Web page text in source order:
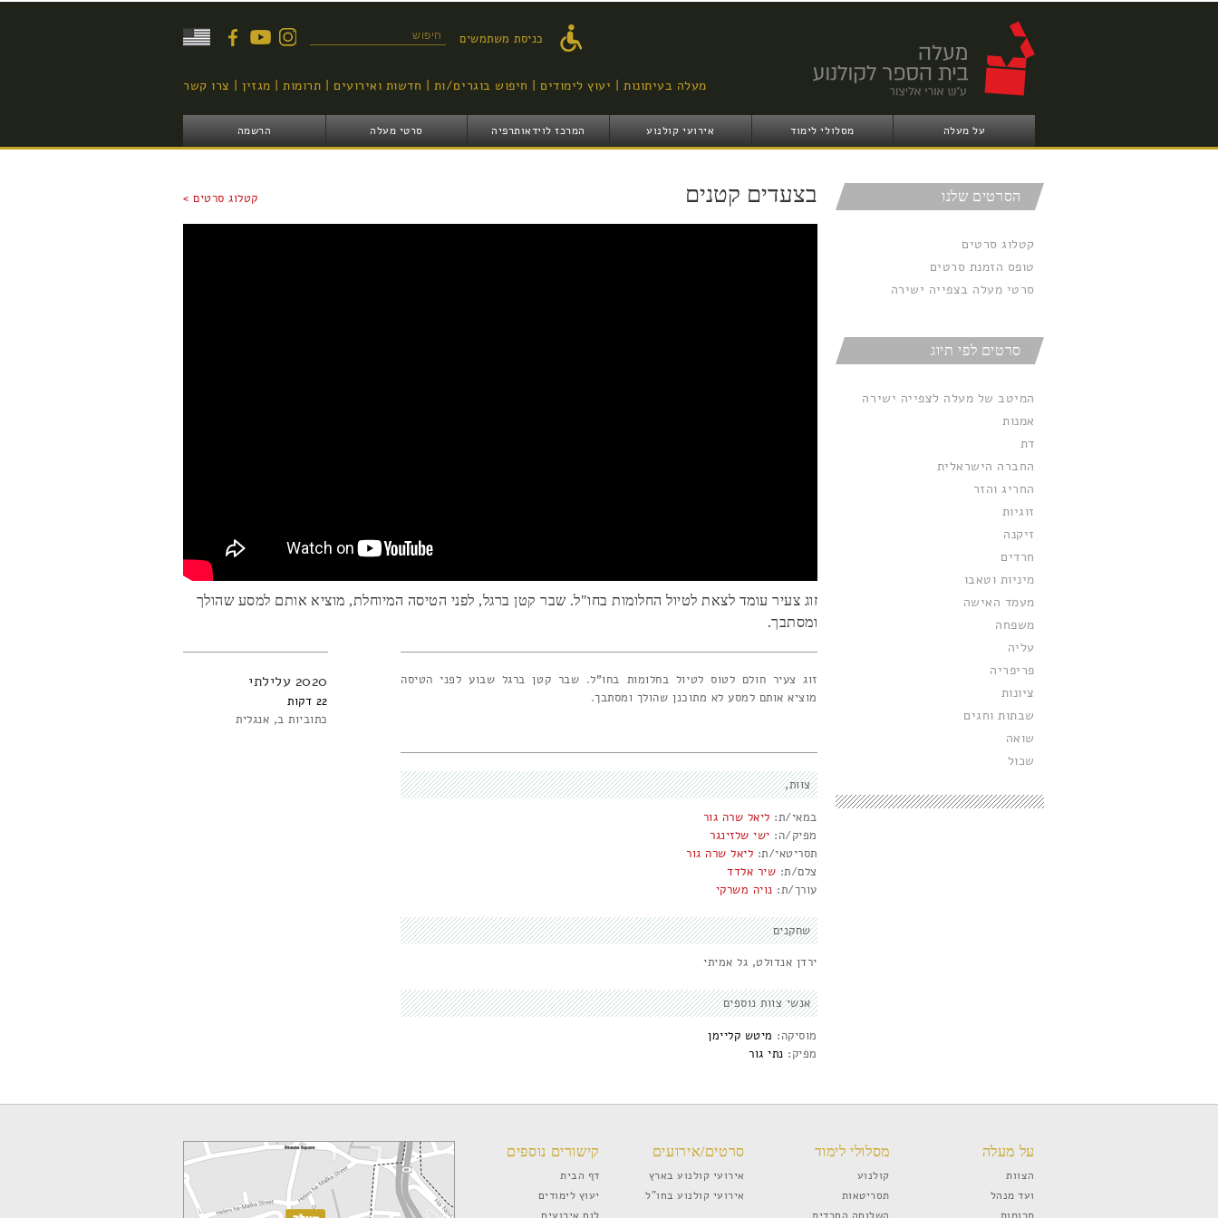
העיקרי
טופס חיפוש כניסת משתמשים
מעלה בעיתונות יעוץ לימודים חיפוש בוגרים/ות חדשות ואירועים תרומות מגזין צרו קשר
על מעלה מסלולי לימוד אירועי קולנוע המרכז לוידאותרפיה סרטי מעלה הרשמה
הסרטים שלנו
קטלוג סרטים
טופס הזמנת סרטים
סרטי מעלה בצפייה ישירה
סרטים לפי תיוג
המיטב של מעלה לצפייה ישירה
אמנות
דת
החברה הישראלית
החריג והזר
זוגיות
זיקנה
חרדים
מיניות וטאבו
מעמד האישה
משפחה
עליה
פריפריה
ציונות
שבתות וחגים
שואה
שכול
בצעדים קטנים קטלוג סרטים >
זוג צעיר עומד לצאת לטיול החלומות בחו"ל. שבר קטן ברגל, לפני הטיסה המיוחלת, מוציא אותם למסע שהולך
ומסתבך.
זוג צעיר חולם לטוס לטיול בחלומות בחו"ל. שבר קטן ברגל שבוע לפני הטיסה
מוציא אותם למסע לא מתוכנן שהולך ומסתבך.
צוות
במאי/ת: ליאל שרה גור
מפיק/ה: ישי שלזינגר
תסריטאי/ת: ליאל שרה גור
צלם/ת: שיר אלדד
עורך/ת: נויה משרקי
שחקנים
ירדן אנדולט, גל אמיתי
אנשי צוות נוספים
מוסיקה: מיטש קליימן
מפיק: נתי גור
2020 עלילתי
22
כתוביות ב אנגלית
על מעלה
הצוות
ועד מנהל
מסלולי לימוד
קולנוע
תסריטאות
סרטים/אירועים
אירועי קולנוע בארץ
אירועי קולנוע בחו”ל
קישורים נוספים
דף הבית
יעוץ לימודים